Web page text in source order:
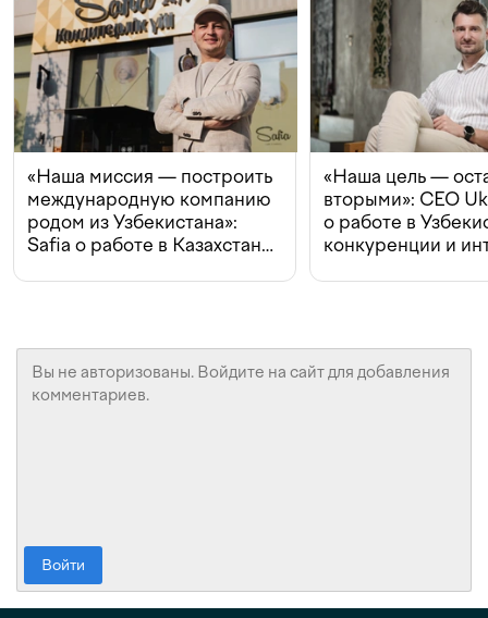
«Наша миссия — построить
международную компанию
родом из Узбекистана»:
Safia о работе в Казахстане,
«Наша цель —
вторыми»: CEO
о работе в
конкуренции и
Войти